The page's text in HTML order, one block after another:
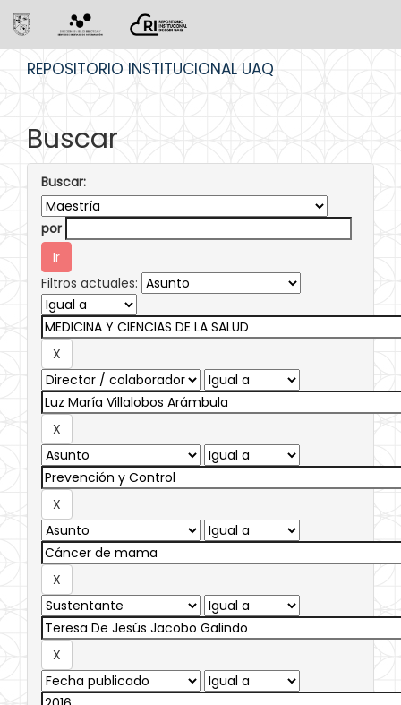
REPOSITORIO INSTITUCIONAL UAQ
Buscar
Buscar:
por
Filtros actuales: